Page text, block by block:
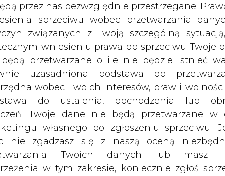
przez nas bezwzględnie przestrzegane.
sprzeciwu wobec przetwarzania
związanych z Twoją szczególną
wniesieniu prawa do sprzeciwu Twoje
przetwarzane o ile nie będzie istnieć
uzasadniona podstawa do
wobec Twoich interesów, praw i
do ustalenia, dochodzenia lub
Twoje dane nie będą przetwarzane w
własnego po zgłoszeniu sprzeciwu.
nie zgadzasz się z naszą oceną
Twoich danych lub masz
w tym zakresie, koniecznie zgłoś
dwóch farm wiatrowych w Niemczech w
projekty w Polsce i w Walii.
Artykuł powstał bez wsparcia narzędzi sztucznej
inteligencji. Wydawca portalu CIRE zgadza się na
publikacji do szkoleń treningowych LLM.
PODPIS